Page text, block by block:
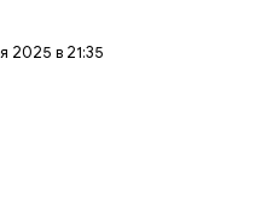
2025 в 21:35